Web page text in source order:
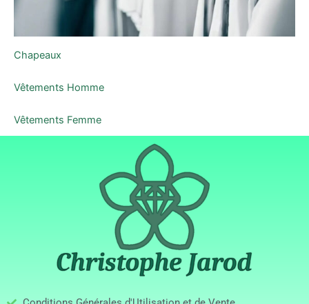
Chapeaux
Vêtements Homme
Vêtements Femme